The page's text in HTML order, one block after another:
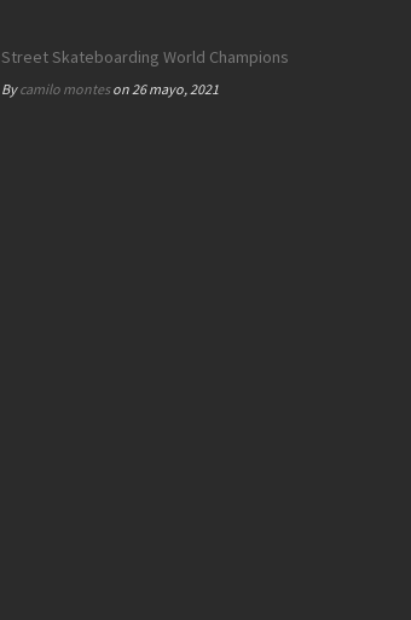
Street Skateboarding World Championships Roma 2021
Bycamilo monteson 26 mayo, 2021